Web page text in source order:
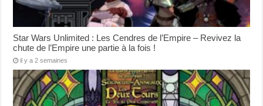
Star Wars Unlimited : Les Cendres de l’Empire – Revivez la
chute de l’Empire une partie à la fois !
il y a 2 semaines